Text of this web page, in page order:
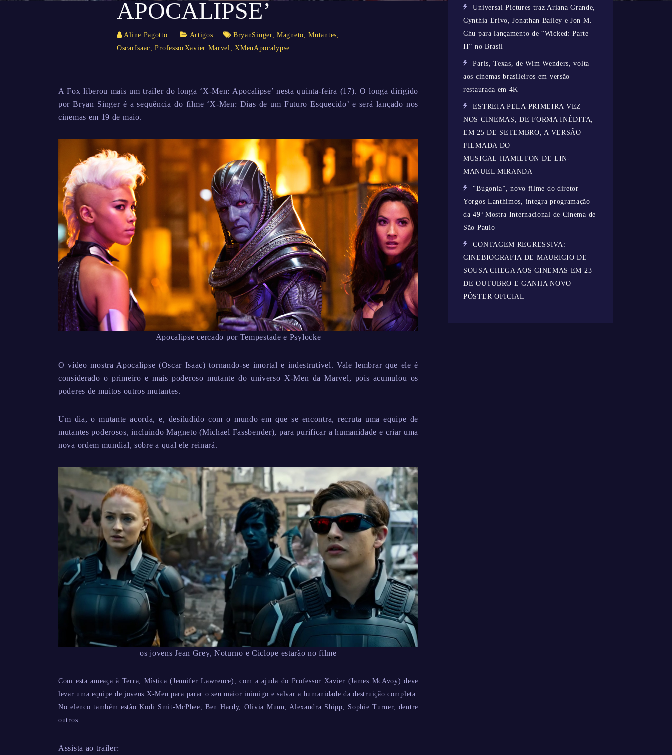
APOCALIPSE’
Aline Pagotto Artigos BryanSinger,Magneto,Mutantes,
OscarIsaac,ProfessorXavier Marvel,XMenApocalypse
A Fox liberou mais um trailer do longa ‘X-Men: Apocalipse’ nesta quinta-feira (17). O longa dirigido
por Bryan Singer é a sequência do filme ‘X-Men: Dias de um Futuro Esquecido’ e será lançado nos
cinemas em 19 de maio.
Apocalipse cercado por Tempestade e Psylocke
O vídeo mostra Apocalipse (Oscar Isaac) tornando-se imortal e indestrutível. Vale lembrar que ele é
considerado o primeiro e mais poderoso mutante do universo X-Men da Marvel, pois acumulou os
poderes de muitos outros mutantes.
Um dia, o mutante acorda, e, desiludido com o mundo em que se encontra, recruta uma equipe de
mutantes poderosos, incluindo Magneto (Michael Fassbender), para purificar a humanidade e criar uma
nova ordem mundial, sobre a qual ele reinará.
os jovens Jean Grey, Noturno e Ciclope estarão no filme
Com esta ameaça à Terra, Mística (Jennifer Lawrence), com a ajuda do Professor Xavier (James McAvoy) deve
levar uma equipe de jovens X-Men para parar o seu maior inimigo e salvar a humanidade da destruição completa.
No elenco também estão Kodi Smit-McPhee, Ben Hardy, Olivia Munn, Alexandra Shipp, Sophie Turner, dentre
outros.
Assista ao trailer:
Universal Pictures traz Ariana Grande,
Cynthia Erivo, Jonathan Bailey e Jon M.
Chu para lançamento de “Wicked: Parte
II” no Brasil
Paris, Texas, de Wim Wenders, volta
aos cinemas brasileiros em versão
restaurada em 4K
ESTREIA PELA PRIMEIRA VEZ
NOS CINEMAS, DE FORMA INÉDITA,
EM 25 DE SETEMBRO, A VERSÃO
FILMADA DO
MUSICAL HAMILTON DE LIN-
MANUEL MIRANDA
“Bugonia”, novo filme do diretor
Yorgos Lanthimos, integra programação
da 49ª Mostra Internacional de Cinema de
São Paulo
CONTAGEM REGRESSIVA:
CINEBIOGRAFIA DE MAURICIO DE
SOUSA CHEGA AOS CINEMAS EM 23
DE OUTUBRO E GANHA NOVO
PÔSTER OFICIAL